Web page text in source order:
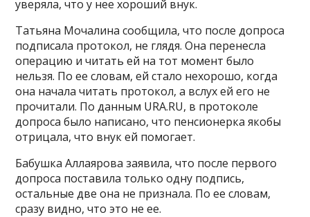
уверяла, что у нее хороший внук.
Татьяна Мочалина сообщила, что после допроса
подписала протокол, не глядя. Она перенесла
операцию и читать ей на тот момент было
нельзя. По ее словам, ей стало нехорошо, когда
она начала читать протокол, а вслух ей его не
прочитали. По данным URA.RU, в протоколе
допроса было написано, что пенсионерка якобы
отрицала, что внук ей помогает.
Бабушка Аллаярова заявила, что после первого
допроса поставила только одну подпись,
остальные две она не признала. По ее словам,
сразу видно, что это не ее.